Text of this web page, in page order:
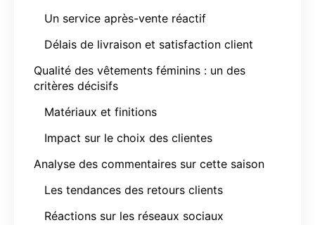
Un service après-vente réactif
Délais de livraison et satisfaction client
Qualité des vêtements féminins : un des
critères décisifs
Matériaux et finitions
Impact sur le choix des clientes
Analyse des commentaires sur cette saison
Les tendances des retours clients
Réactions sur les réseaux sociaux